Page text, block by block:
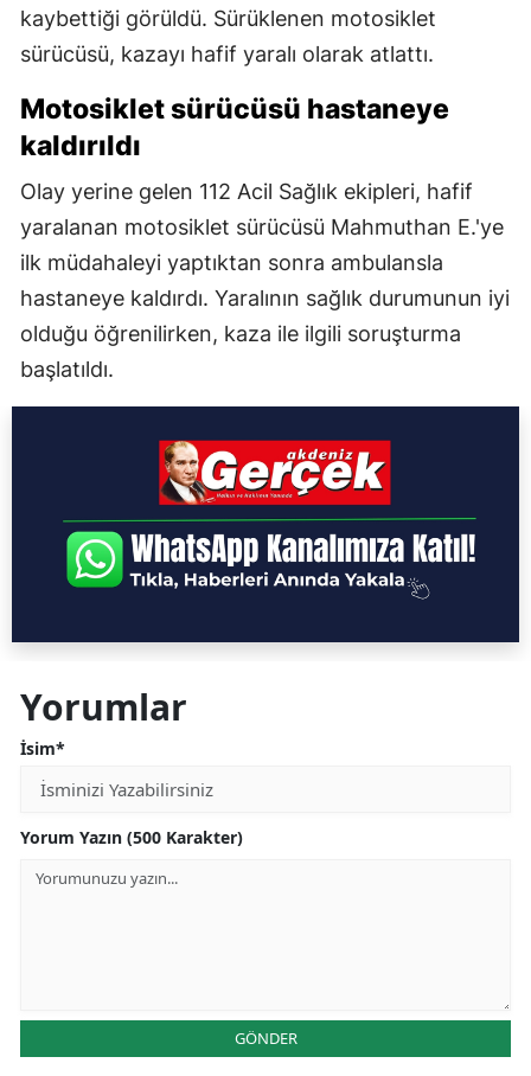
kaybettiği görüldü. Sürüklenen motosiklet
sürücüsü, kazayı hafif yaralı olarak atlattı.
Motosiklet sürücüsü hastaneye
kaldırıldı
Olay yerine gelen 112 Acil Sağlık ekipleri, hafif
yaralanan motosiklet sürücüsü Mahmuthan E.'ye
ilk müdahaleyi yaptıktan sonra ambulansla
hastaneye kaldırdı. Yaralının sağlık durumunun iyi
olduğu öğrenilirken, kaza ile ilgili soruşturma
başlatıldı.
Yorumlar
İsim*
Yorum Yazın (500 Karakter)
GÖNDER